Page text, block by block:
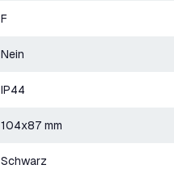
F
Nein
IP44
104x87 mm
Schwarz